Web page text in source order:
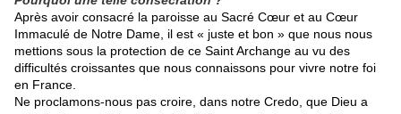
Après avoir consacré la paroisse au Sacré Cœur et au Cœur
Immaculé de Notre Dame, il est « juste et bon » que nous nous
mettions sous la protection de ce Saint Archange au vu des
difficultés croissantes que nous connaissons pour vivre notre foi
en France.
Ne proclamons-nous pas croire, dans notre Credo, que Dieu a